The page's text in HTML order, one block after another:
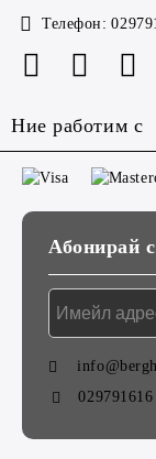
Телефон:
Ние работим с
Абонирай
029791616